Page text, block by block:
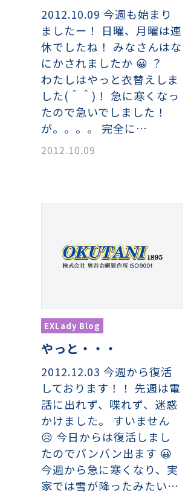
2012.10.09 今週も始まり
ましたー！ 日曜、月曜は連
休でしたね！ みなさんはな
にかされましたか 😀 ？
わたしはやっと衣替えしま
した(＾＾)！ 急に寒くなっ
たので急いでしました！
が。。。。 完全に…
2012.10.09
EXLady Blog
やっと・・・
2012.12.03 今週から復活
しております！！ 先週は電
話に出れず、喋れず、迷惑
かけました。 すいません
😥 今日からは復活しまし
たのでバンバン出ます 😀
今週から急に寒くなり、実
家では雪が降ったみたい…